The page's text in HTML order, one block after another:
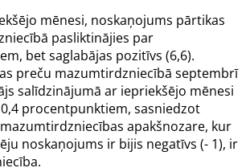
mēnesi, noskaņojums pārtikas
pasliktinājies par
bet saglabājas pozitīvs (6,6).
preču mazumtirdzniecībā septembrī
salīdzinājumā ar iepriekšējo mēnesi
procentpunktiem, sasniedzot
apakšnozare, kur
noskaņojums ir bijis negatīvs (- 1), ir